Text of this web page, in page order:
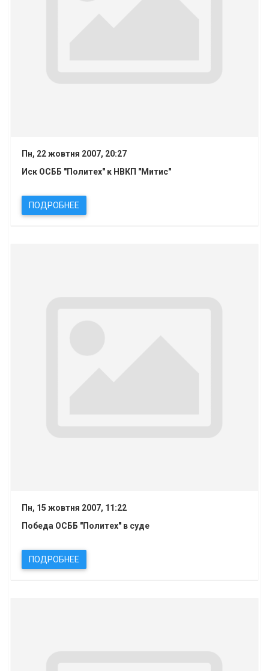
Пн, 22 жовтня 2007, 20:27
Иск ОСББ "Политех" к НВКП "Митис"
ПОДРОБНЕЕ
Пн, 15 жовтня 2007, 11:22
Победа ОСББ "Политех" в суде
ПОДРОБНЕЕ